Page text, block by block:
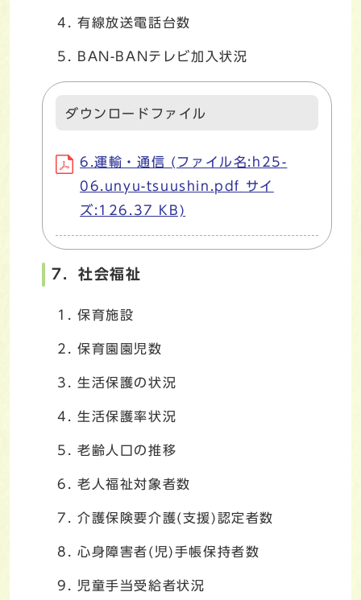
有線放送電話台数
BAN-BANテレビ加入状況
ダウンロードファイル
6.運輸・通信 (ファイル名:h25-
06.unyu-tsuushin.pdf サイ
ズ:126.37 KB)
7．社会福祉
保育施設
保育園園児数
生活保護の状況
生活保護率状況
老齢人口の推移
老人福祉対象者数
介護保険要介護(支援)認定者数
心身障害者(児)手帳保持者数
児童手当受給者状況